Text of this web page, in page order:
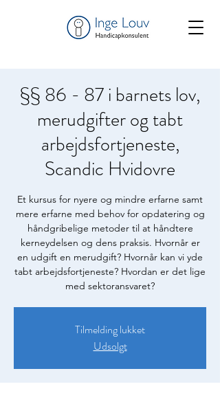
§§ 86 - 87 i barnets lov,
merudgifter og tabt
arbejdsfortjeneste,
Scandic Hvidovre
Et kursus for nyere og mindre erfarne samt
mere erfarne med behov for opdatering og
håndgribelige metoder til at håndtere
kerneydelsen og dens praksis. Hvornår er
en udgift en merudgift? Hvornår kan vi yde
tabt arbejdsfortjeneste? Hvordan er det lige
med sektoransvaret?
Tilmelding lukket
Udsolgt